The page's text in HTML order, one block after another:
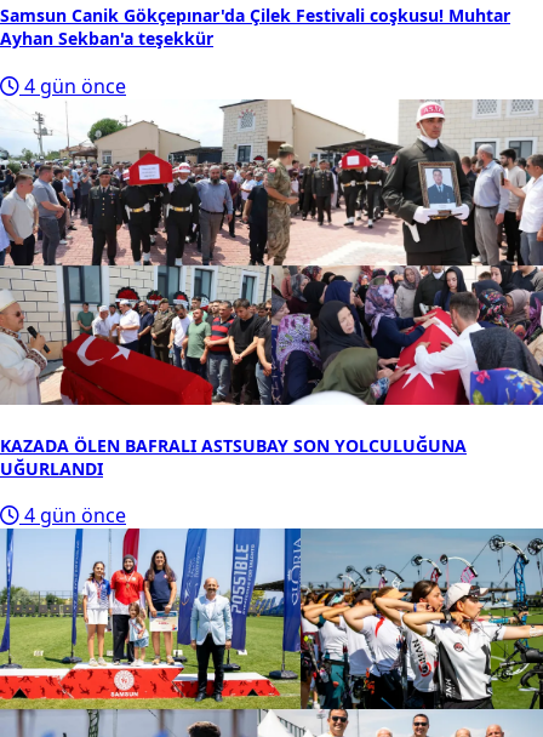
Samsun Canik Gökçepınar'da Çilek Festivali coşkusu! Muhtar
Ayhan Sekban'a teşekkür
4 gün önce
KAZADA ÖLEN BAFRALI ASTSUBAY SON YOLCULUĞUNA
UĞURLANDI
4 gün önce